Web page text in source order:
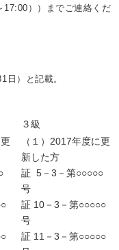
17:00））までご連絡くだ
日）と記載。
３級
（１）2017年度に更
新した方
証 5－3－第○○○○○
号
証 10－3－第○○○○○
号
証 11－3－第○○○○○